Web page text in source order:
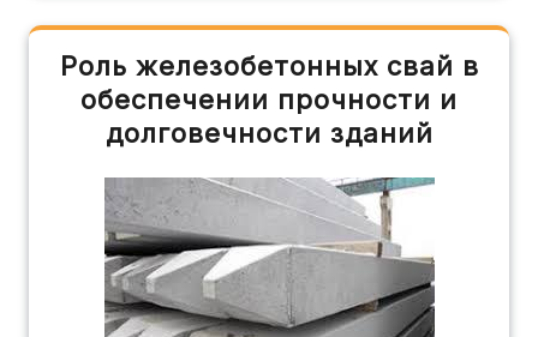
Роль железобетонных свай в
обеспечении прочности и
долговечности зданий